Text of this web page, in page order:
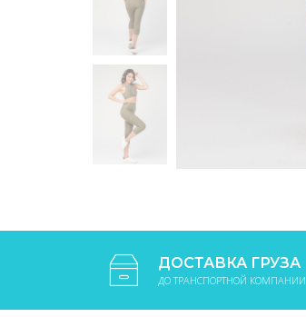
ДОСТАВКА ГРУЗА
ДО ТРАНСПОРТНОЙ КОМПАНИИ